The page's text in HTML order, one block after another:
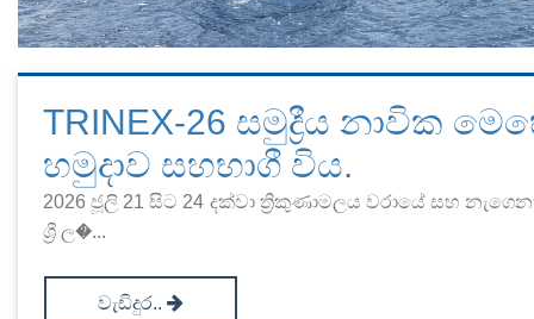
TRINEX-26 සමුද්‍රීය නාවික
හමුදාව සහභාගී විය.
2026 ජූලි 21 සිට 24 දක්වා ත්‍රිකුණාමලය වරායේ සහ
ශ්‍රී ල�...
වැඩිදුර..